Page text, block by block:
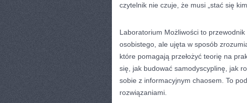
czytelnik nie czuje, że musi „stać się
Laboratorium Możliwości to
osobistego, ale ujęta w sposób
które pomagają przełożyć teorię na
się, jak budować samodyscyplinę, jak
sobie z informacyjnym chaosem. To
rozwiązaniami.